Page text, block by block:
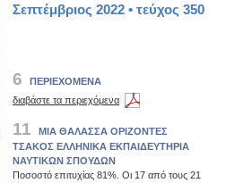
Σεπτέμβριος 2022 • τεύχος 350
6
ΠΕΡΙΕΧΟΜΕΝΑ
διαβάστε τα περιεχόμενα
11
MIA ΘΑΛΑΣΣΑ ΟΡΙΖΟΝΤΕΣ
ΤΣΑΚΟΣ ΕΛΛΗΝΙΚΑ ΕΚΠΑΙΔΕΥΤΗΡΙΑ
ΝΑΥΤΙΚΩΝ ΣΠΟΥΔΩΝ
Ποσοστό επιτυχίας 81%. Οι 17 από τους 21